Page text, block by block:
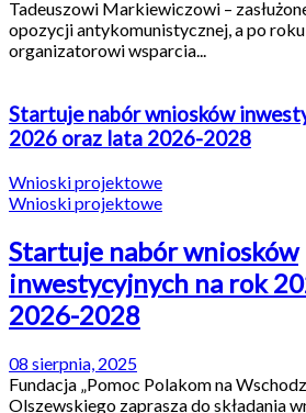
Tadeuszowi Markiewiczowi –
opozycji antykomunistycznej, a po
organizatorowi wsparcia...
Startuje nabór wniosków
2026 oraz lata 2026-2028
Wnioski projektowe
Wnioski projektowe
Startuje nabór wniosków
inwestycyjnych na rok
2026-2028
08 sierpnia, 2025
Fundacja „Pomoc Polakom na
Olszewskiego zaprasza do składania